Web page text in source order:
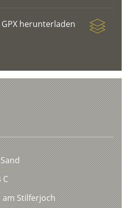
GPX herunterladen
C
am Stilferjoch